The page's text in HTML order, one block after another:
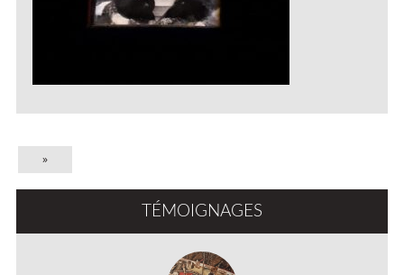
»
TÉMOIGNAGES